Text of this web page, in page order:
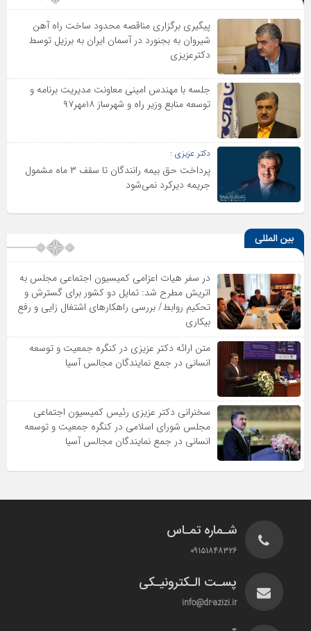
پیگیری برگزاری مناقصه محدود ساخت راه آهن
شیروان به بجنورد در آسمان ایران به برزیل توسط
دکترعزیزی
جلسه با مهندس امینی معاونت مدیریت برنامه و
توسعه منابع وزیر راه و شهرساز ۱۸مهر۹۷
دکتر عزیزی :
پرداخت حق بیمه رانندگان تا سقف ۳ ماه مشمول
جریمه دیرکرد نمی‌شود
بین المللی
در سفر هیات اعزامی کمیسیون اجتماعی مجلس به
اتریش مطرح شد: تمایل دو کشور برای گسترش و
تحکیم روابط/ بررسی راهکارهای اشتغال زایی و رفع
بیکاری
متن ارائه دکتر عزیزى در کنگره جمعیت و توسعه
انسانى در جمع نمایندگان مجالس آسیا
سخنرانى دکتر عزیزى رئیس کمیسیون اجتماعى
مجلس شوراى اسلامى در کنگره جمعیت و توسعه
انسانى در جمع نمایندگان مجالس آسیا
شـماره تمـاس
۰۹۱۵۱۸۴۸۳۲۶
پسـت الـکترونیـکی
info@dr-azizi.ir